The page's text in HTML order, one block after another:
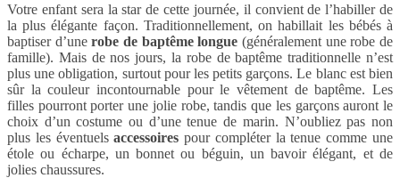
Votre enfant sera la star de cette journée, il convient de l’habiller de
la plus élégante façon. Traditionnellement, on habillait les bébés à
baptiser d’unerobe de baptême longue (généralement une robe de
famille). Mais de nos jours, la robe de baptême traditionnelle n’est
plus une obligation, surtout pour les petits garçons. Le blanc est bien
sûr la couleur incontournable pour le vêtement de baptême. Les
filles pourront porter une jolie robe, tandis que les garçons auront le
choix d’un costume ou d’une tenue de marin. N’oubliez pas non
plus les éventuelsaccessoires pour compléter la tenue comme une
étole ou écharpe, un bonnet ou béguin, un bavoir élégant, et de
jolies chaussures.